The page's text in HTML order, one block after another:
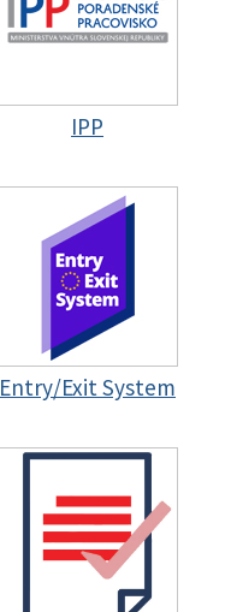
IPP
Entry/Exit System